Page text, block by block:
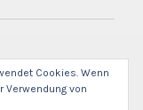
Cookies. Wenn
von